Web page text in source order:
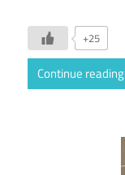
+25
Continue reading